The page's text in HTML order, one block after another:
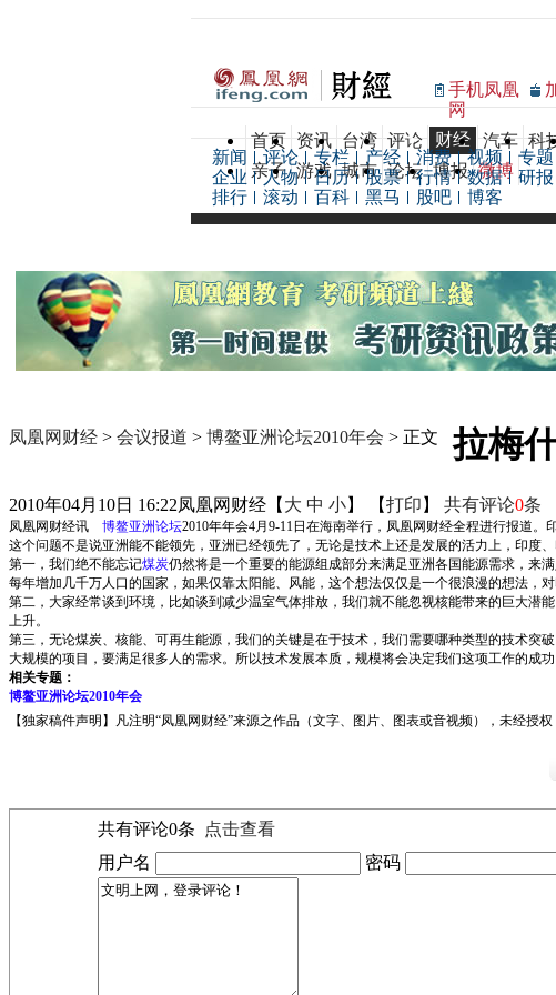
手机凤凰
网
首页 资讯 台湾 评论 财经 汽车 科
亲子 游戏 城市 论坛 博报 微博
新闻 评论 专栏 产经 消费 视频 专题
企业
人物 日历 股票 行情 数据 研报
排行
滚动 百科 黑马 股吧 博客
凤凰网财经 > 会议报道 > 博鳌亚洲论坛2010年会 > 正文 拉梅
2010年04月10日 16:22凤凰网财经 【 大 中 小】 【打印 】 共有评论0条
凤凰网财经讯 博鳌亚洲论坛2010年年会4月9-11日在海南举行，凤凰网财经全程进行报道
这个问题不是说亚洲能不能领先，亚洲已经领先了，无论是技术上还是发展的活力上，印度
第一，我们绝不能忘记煤炭仍然将是一个重要的能源组成部分来满足亚洲各国能源需求，来
每年增加几千万人口的国家，如果仅靠太阳能、风能，这个想法仅仅是一个很浪漫的想法，
第二，大家经常谈到环境，比如谈到减少温室气体排放，我们就不能忽视核能带来的巨大潜
上升。
第三，无论煤炭、核能、可再生能源，我们的关键是在于技术，我们需要哪种类型的技术突
大规模的项目，要满足很多人的需求。所以技术发展本质，规模将会决定我们这项工作的成
相关专题：
博鳌亚洲论坛2010年会
【独家稿件声明】凡注明“凤凰网财经”来源之作品（文字、图片、图表或音视频），未经授
共有评论0条
点击查看
用户名
密码